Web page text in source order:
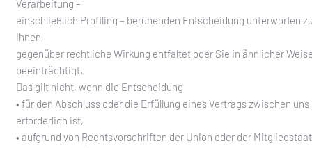
Verarbeitung –
einschließlich Profiling – beruhenden Entscheidung unterworfen
Ihnen
gegenüber rechtliche Wirkung entfaltet oder Sie in ähnlicher
beeinträchtigt.
Das gilt nicht, wenn die Entscheidung
• für den Abschluss oder die Erfüllung eines Vertrags zwischen uns
erforderlich ist,
• aufgrund von Rechtsvorschriften der Union oder der